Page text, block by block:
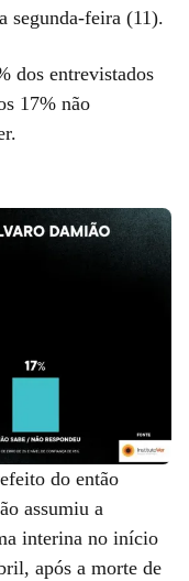
segunda-feira (11).
dos entrevistados
17% não
do então
assumiu a
interina no início
após a morte de